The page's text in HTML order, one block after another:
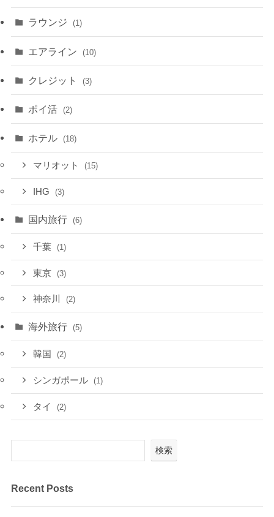
ラウンジ (1)
エアライン (10)
クレジット (3)
ポイ活 (2)
ホテル (18)
マリオット (15)
IHG (3)
国内旅行 (6)
千葉 (1)
東京 (3)
神奈川 (2)
海外旅行 (5)
韓国 (2)
シンガポール (1)
タイ (2)
検索
Recent Posts